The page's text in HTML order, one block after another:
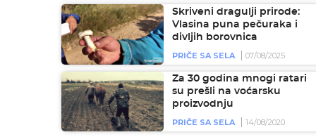
Skriveni dragulji prirode:
Vlasina puna pečuraka i
divljih borovnica
PRIČE SA SELA
07/08/2025
Za 30 godina mnogi ratari
su prešli na voćarsku
proizvodnju
PRIČE SA SELA
14/08/2020